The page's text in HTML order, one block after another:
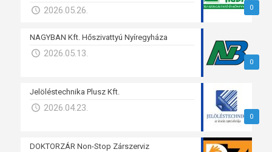
0
2026.05.26.
0
NAGYBAN Kft. Hőszivattyú Nyíregyháza
2026.05.13.
0
Jelöléstechnika Plusz Kft.
2026.04.23.
DOKTORZÁR Non-Stop Zárszerviz